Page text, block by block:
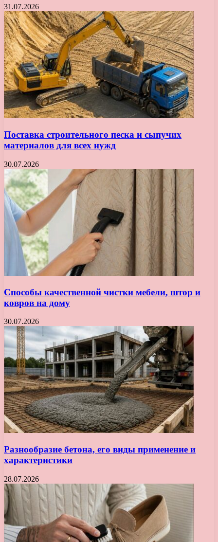
31.07.2026
Поставка строительного песка и сыпучих
материалов для всех нужд
30.07.2026
Способы качественной чистки мебели, штор и
ковров на дому
30.07.2026
Разнообразие бетона, его виды применение и
характеристики
28.07.2026